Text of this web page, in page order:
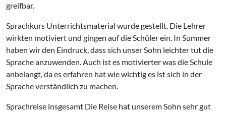
greifbar.
Sprachkurs Unterrichtsmaterial wurde gestellt. Die Lehrer
wirkten motiviert und gingen auf die Schüler ein. In Summer
haben wir den Eindruck, dass sich unser Sohn leichter tut die
Sprache anzuwenden. Auch ist es motivierter was die Schule
anbelangt, da es erfahren hat wie wichtig es ist sich in der
Sprache verständlich zu machen.
Sprachreise insgesamt Die Reise hat unserem Sohn sehr gut